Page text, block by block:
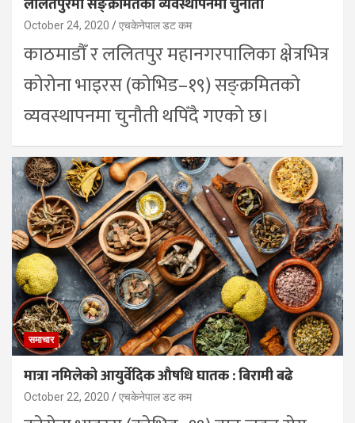
October 24, 2020 एचकेनेपाल डट कम
काठमाडौँ र ललितपुर महानगरपालिका क्षेत्रभित्र
कोरोना भाइरस (कोभिड–१९) सङ्क्रमितको
व्यवस्थापनमा चुनौती थपिँदै गएको छ।
समाचार
मात्रा नमिलेको आयुर्वेदिक औषधि घातक : बिरामी बढे
October 22, 2020 एचकेनेपाल डट कम